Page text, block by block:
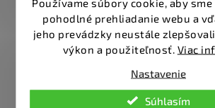
pohodlné prehliadanie webu a
jeho prevádzky neustále
výkon a použiteľnosť. Viac
Nastavenie
Súhlasím